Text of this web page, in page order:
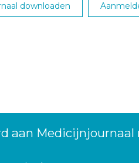
downloaden
aan Medicijnjournaal